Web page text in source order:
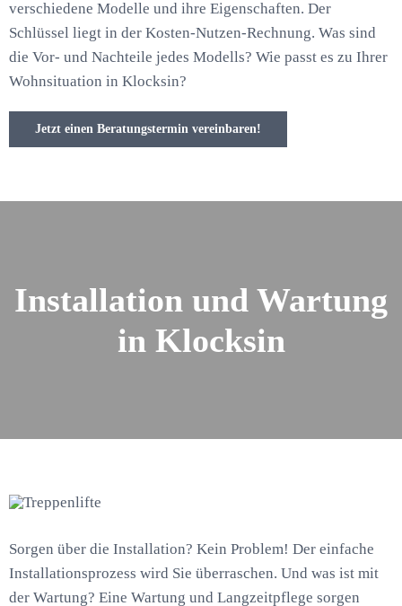
verschiedene Modelle und ihre Eigenschaften. Der
Schlüssel liegt in der Kosten-Nutzen-Rechnung. Was sind
die Vor- und Nachteile jedes Modells? Wie passt es zu Ihrer
Wohnsituation in Klocksin?
Jetzt einen Beratungstermin vereinbaren!
Installation und Wartung
in Klocksin
Sorgen über die Installation? Kein Problem! Der einfache
Installationsprozess wird Sie überraschen. Und was ist mit
der Wartung? Eine Wartung und Langzeitpflege sorgen